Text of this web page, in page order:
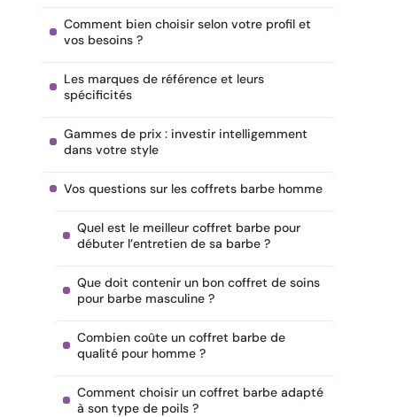
Comment bien choisir selon votre profil et
vos besoins ?
Les marques de référence et leurs
spécificités
Gammes de prix : investir intelligemment
dans votre style
Vos questions sur les coffrets barbe homme
Quel est le meilleur coffret barbe pour
débuter l’entretien de sa barbe ?
Que doit contenir un bon coffret de soins
pour barbe masculine ?
Combien coûte un coffret barbe de
qualité pour homme ?
Comment choisir un coffret barbe adapté
à son type de poils ?